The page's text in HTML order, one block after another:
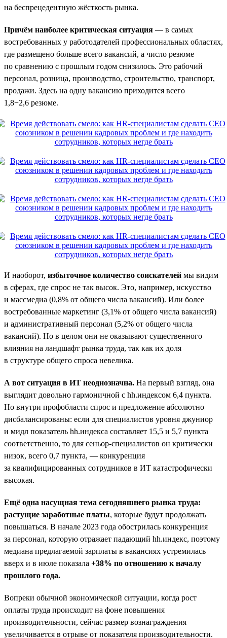
на беспрецедентную жёсткость рынка.
Причём наиболее критическая ситуация — в самых
востребованных у работодателей профессиональных областях,
где размещено больше всего вакансий, а число резюме
по сравнению с прошлым годом снизилось. Это рабочий
персонал, розница, производство, строительство, транспорт,
продажи. Здесь на одну вакансию приходится всего
1,8−2,6 резюме.
И наоборот, избыточное количество соискателей мы видим
в сферах, где спрос не так высок. Это, например, искусство
и массмедиа (0,8% от общего числа вакансий). Или более
востребованные маркетинг (3,1% от общего числа вакансий)
и административный персонал (5,2% от общего числа
вакансий). Но в целом они не оказывают существенного
влияния на ландшафт рынка труда, так как их доля
в структуре общего спроса невелика.
А вот ситуация в ИТ неоднозначна. На первый взгляд, она
выглядит довольно гармоничной с hh.индексом 6,4 пункта.
Но внутри профобласти спрос и предложение абсолютно
дисбалансированы: если для специалистов уровня джуниор
и мидл показатель hh.индекса составляет 15,5 и 5,7 пункта
соответственно, то для сеньор-специалистов он критически
низок, всего 0,7 пункта, — конкуренция
за квалифицированных сотрудников в ИТ катастрофически
высокая.
Ещё одна насущная тема сегодняшнего рынка труда:
растущие заработные платы, которые будут продолжать
повышаться. В начале 2023 года обострилась конкуренция
за персонал, которую отражает падающий hh.индекс, поэтому
медиана предлагаемой зарплаты в вакансиях устремилась
вверх и в июле показала +38% по отношению к началу
прошлого года.
Вопреки обычной экономической ситуации, когда рост
оплаты труда происходит на фоне повышения
производительности, сейчас размер вознаграждения
увеличивается в отрыве от показателя производительности.